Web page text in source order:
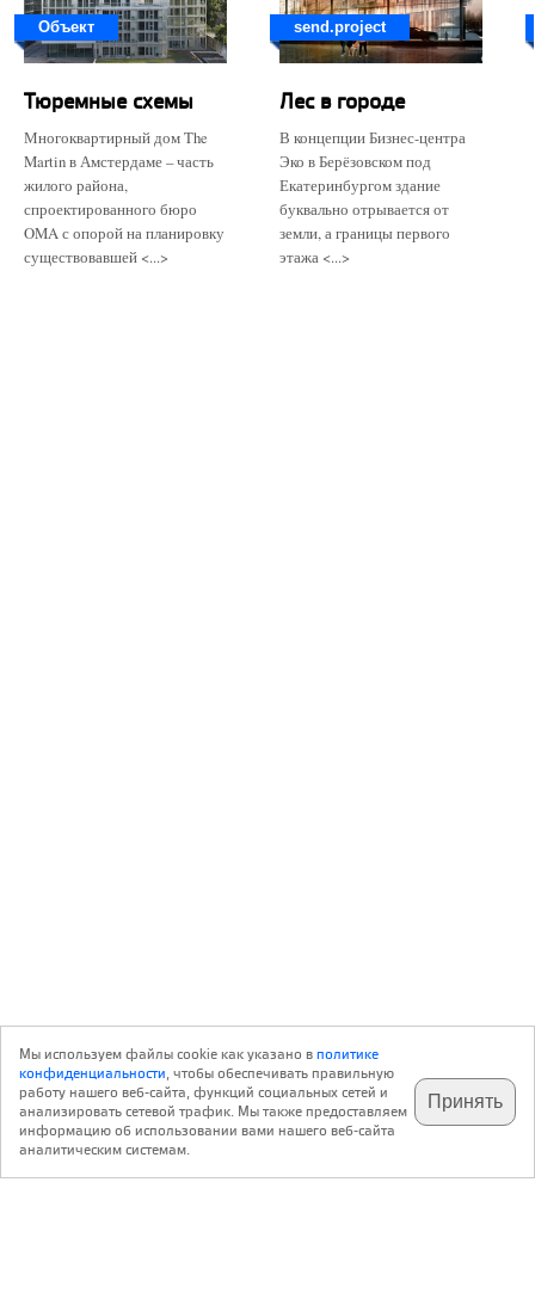
Объект
Тюремные схемы
Многоквартирный дом The
Martin в Амстердаме – часть
жилого района,
спроектированного бюро
OMA с опорой на планировку
существовавшей <...>
send.project
Лес в городе
В концепции Бизнес-центра
Эко в Берёзовском под
Екатеринбургом здание
буквально отрывается от
земли, а границы первого
этажа <...>
подпишитесь на наш
телеграм @archi_ru
✕
с 20 июля 1999 г.
Мы используем файлы cookie как указано вполитике
конфиденциальности, чтобы обеспечивать правильную
работу нашего веб-сайта, функций социальных сетей и
анализировать сетевой трафик. Мы также предоставляем
информацию об использовании вами нашего веб-сайта
аналитическим системам.
Принять